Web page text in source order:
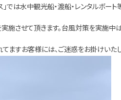
では水中観光船・渡船・レンタルボート
させて頂きます。台風対策を実施中は
てますお客様には、ご迷惑をお掛けいた